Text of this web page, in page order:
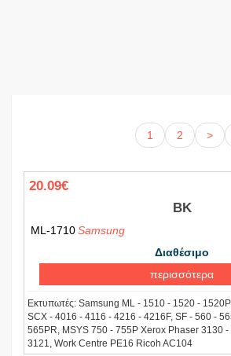
1 2 >
20.09€
BK
ML-1710Samsung
Διαθέσιμο
περισσότερα
Εκτυπωτές: Samsung ML - 1510 - 1520 -
SCX - 4016 - 4116 - 4216 - 4216F, SF - 560 -
565PR, MSYS 750 - 755P Xerox Phaser 3130
3121, Work Centre PE16 Ricoh AC104